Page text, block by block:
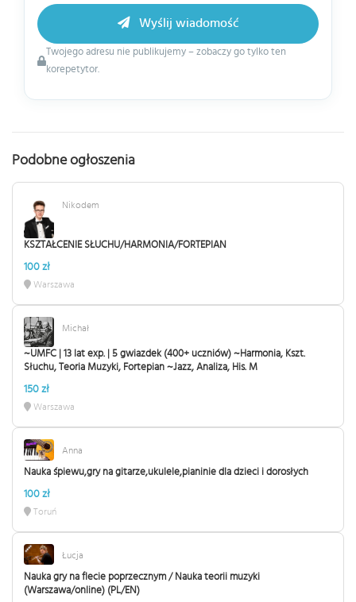
Twojego adresu nie publikujemy – zobaczy go tylko ten
korepetytor.
Wyślij wiadomość
Podobne ogłoszenia
Nikodem
KSZTAŁCENIE SŁUCHU/HARMONIA/FORTEPIAN
100 zł
Warszawa
Michał
~UMFC | 13 lat exp. | 5 gwiazdek (400+ uczniów) ~Harmonia, Kszt.
Słuchu, Teoria Muzyki, Fortepian ~Jazz, Analiza, His. M
150 zł
Warszawa
Anna
Nauka śpiewu,gry na gitarze,ukulele,pianinie dla dzieci i dorosłych
100 zł
Toruń
Łucja
Nauka gry na flecie poprzecznym / Nauka teorii muzyki
(Warszawa/online) (PL/EN)